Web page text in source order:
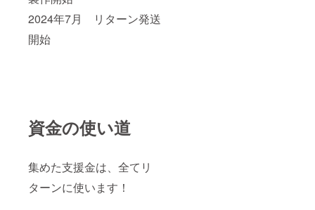
2024年7月 リターン発送
開始
資金の使い道
集めた支援金は、全てリ
ターンに使います！